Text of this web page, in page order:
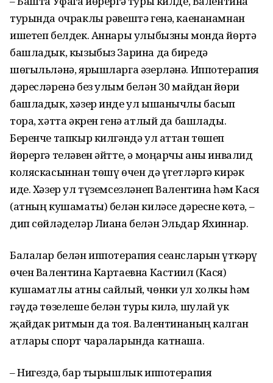
турында очраклы рәвештә генә, каенанамнан
ишетеп белдек. Аннары улыбызны монда йөртә
башладык, кызыбыз Зарина да биредә
шөгыльләнә, ярышларга әзерләнә. Иппотерапия
дәресләренә без улым белән 30 майдан йөри
башладык, хәзер инде ул ышанычлы басып
тора, хәтта әкрен генә атлый да башлады.
Беренче тапкыр килгәндә ул аттан төшеп
йөрергә теләвен әйтте, ә моңарчы аны инвалид
коляскасыннан төшү өчен дә үгетләргә кирәк
иде. Хәзер ул түземсезләнеп Валентина һәм Кася
(атның кушаматы) белән киләсе дәресне көтә, –
дип сөйләделәр Лиана белән Эльдар Яхиннар.
Балалар белән иппотерапия сеансларын үткәрү
өчен Валентина Картаевна Кастиил (Кася)
кушаматлы атны сайлый, чөнки ул холкы һәм
гәүдә төзелеше белән туры килә, шулай ук
җайдак ритмын да тоя. Валентинаның калган
атлары спорт чараларында катнаша.
– Нигездә, бар тырышлык иппотерапия